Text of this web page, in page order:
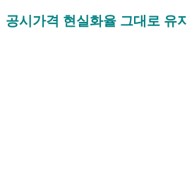
공시가격 현실화율 그대로 유지